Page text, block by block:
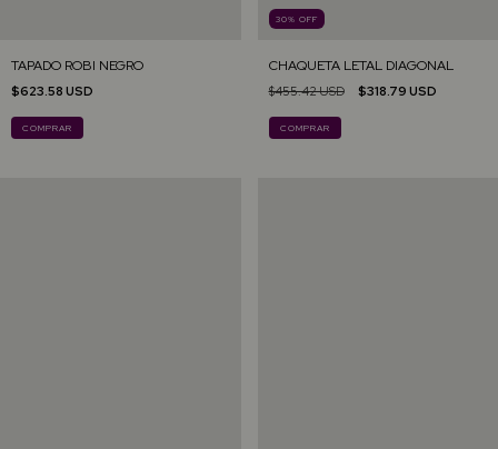
TAPADO ROBI NEGRO
$623.58 USD
COMPRAR
30% OFF
CHAQUETA LETAL DIAGONAL
$455.42 USD $318.79 USD
COMPRAR